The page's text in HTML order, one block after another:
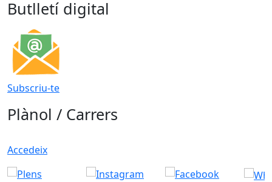
Butlletí digital
Subscriu-te
Plànol / Carrers
Accedeix